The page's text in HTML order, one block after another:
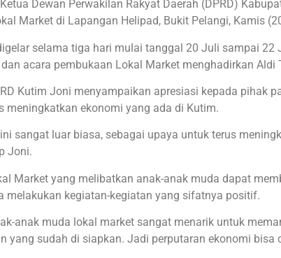
Dewan Perwakilan Rakyat Daerah (DPRD)
Market di Lapangan Helipad, Bukit Pelangi, Kamis
selama tiga hari mulai tanggal 20 Juli sampai 22
acara pembukaan Lokal Market menghadirkan Aldi
Kutim Joni menyampaikan apresiasi kepada pihak
meningkatkan ekonomi yang ada di Kutim.
sangat luar biasa, sebagai upaya untuk terus
Joni.
Market yang melibatkan anak-anak muda dapat
melakukan kegiatan-kegiatan yang sifatnya positif.
anak muda lokal market sangat menarik untuk
yang sudah di siapkan. Jadi perputaran ekonomi bisa